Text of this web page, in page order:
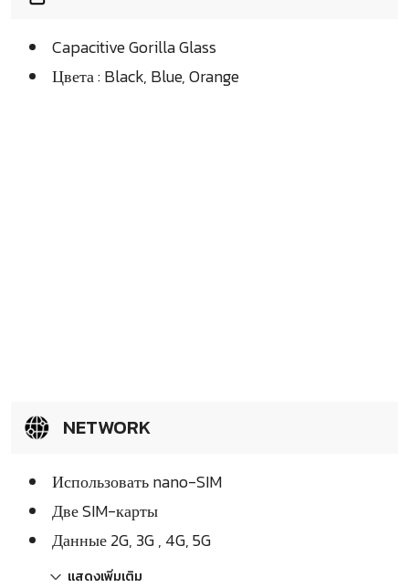
Capacitive Gorilla Glass
Цвета : Black, Blue, Orange
NETWORK
Использовать nano-SIM
Две SIM-карты
Данные 2G, 3G , 4G, 5G
แสดงเพิ่มเติม